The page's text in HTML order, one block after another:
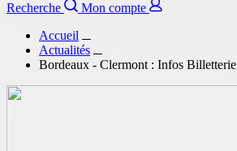
Recherche
Mon compte
Accueil
Actualités
Bordeaux - Clermont : Infos Billetterie